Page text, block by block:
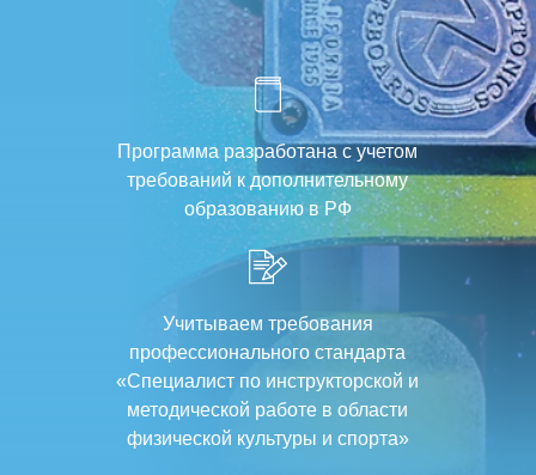
Программа разработана с учетом
требований к дополнительному
образованию в РФ
Учитываем требования
профессионального стандарта
«Специалист по инструкторской и
методической работе в области
физической культуры и спорта»